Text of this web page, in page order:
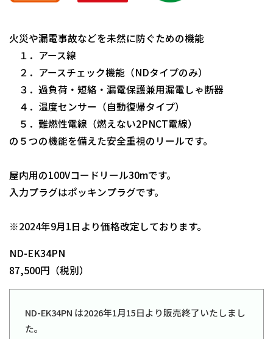
火災や漏電事故などを未然に防ぐための機能
１．アース線
２．アースチェック機能（NDタイプのみ）
３．過負荷・短絡・漏電保護兼用漏電しゃ断器
４．温度センサー（自動復帰タイプ）
５．難燃性電線（燃えない2PNCT電線）
の５つの機能を備えた安全重視のリールです。
屋内用の100Vコードリール30mです。
入力プラグはポッキンプラグです。
※2024年9月1日より価格改定しております。
ND-EK34PN
87,500円（税別）
ND-EK34PN は2026年1月15日より販売終了いたしまし
た。